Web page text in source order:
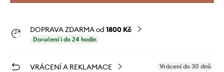
DOPRAVA ZDARMA od 1800 Kč
Doručení i do 24 hodin
VRÁCENÍ A REKLAMACE Vrácení do 30 dnů